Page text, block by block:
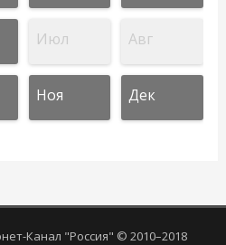
Июл Авг
Ноя Дек
Канал "Россия" © 2010–2018